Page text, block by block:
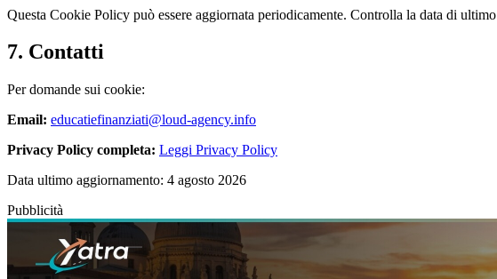
Questa Cookie Policy può essere aggiornata periodicamente. Controlla la data di
7. Contatti
Per domande sui cookie:
Email: educatiefinanziati@loud-agency.info
Privacy Policy completa: Leggi Privacy Policy
Data ultimo aggiornamento: 4 agosto 2026
Pubblicità